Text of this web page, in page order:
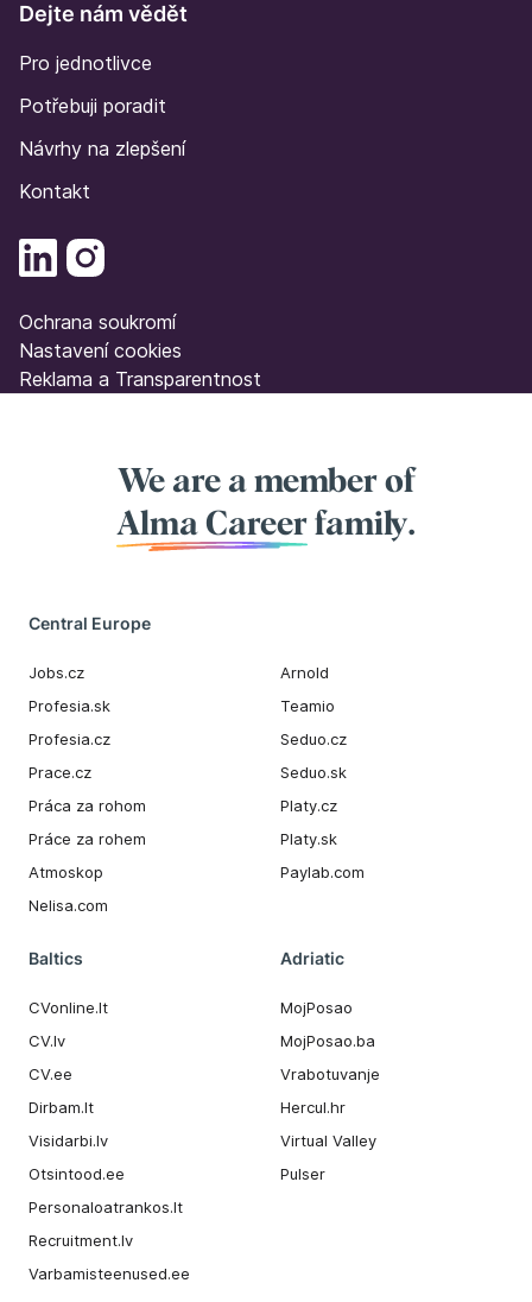
Dejte nám vědět
Pro jednotlivce
Potřebuji poradit
Návrhy na zlepšení
Kontakt
Ochrana soukromí
Nastavení cookies
Reklama a Transparentnost
We are a member of
Alma Career family.
Central Europe
Jobs.cz
Profesia.sk
Profesia.cz
Prace.cz
Práca za rohom
Práce za rohem
Atmoskop
Nelisa.com
Arnold
Teamio
Seduo.cz
Seduo.sk
Platy.cz
Platy.sk
Paylab.com
Baltics
CVonline.lt
CV.lv
CV.ee
Dirbam.It
Visidarbi.lv
Otsintood.ee
Personaloatrankos.lt
Recruitment.lv
Varbamisteenused.ee
Adriatic
MojPosao
MojPosao.ba
Vrabotuvanje
Hercul.hr
Virtual Valley
Pulser